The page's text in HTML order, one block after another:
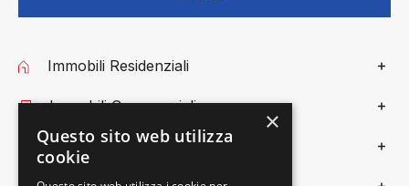
Immobili Residenziali
Immobili Commerciali
Gieffe Patrimoni
×
Questo sito web utilizza
cookie